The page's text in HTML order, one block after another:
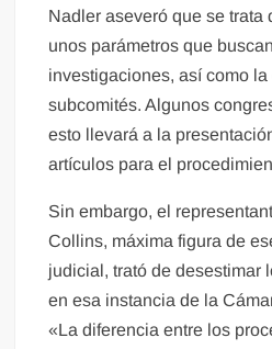
Nadler aseveró que se trata
unos parámetros que
investigaciones, así como
subcomités. Algunos
esto llevará a la
artículos para el
Sin embargo, el
Collins, máxima figura de
judicial, trató de desestimar
en esa instancia de la
«La diferencia entre los